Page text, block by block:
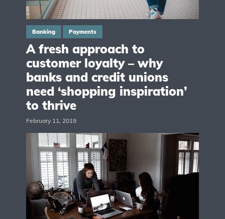
Banking Payments
A fresh approach to
customer loyalty – why
banks and credit unions
need ‘shopping inspiration’
to thrive
February 11, 2019